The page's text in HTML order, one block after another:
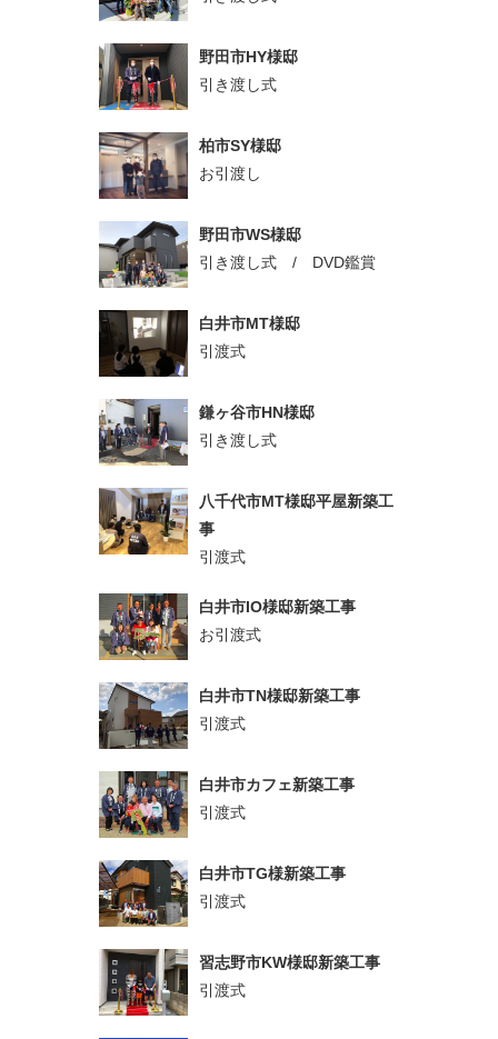
野田市HY様邸
引き渡し式
柏市SY様邸
お引渡し
野田市WS様邸
引き渡し式 / DVD鑑賞
白井市MT様邸
引渡式
鎌ヶ谷市HN様邸
引き渡し式
八千代市MT様邸平屋新築工
事
引渡式
白井市IO様邸新築工事
お引渡式
白井市TN様邸新築工事
引渡式
白井市カフェ新築工事
引渡式
白井市TG様新築工事
引渡式
習志野市KW様邸新築工事
引渡式